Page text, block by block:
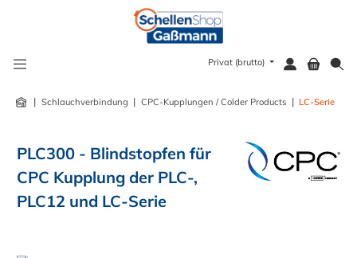
Privat (brutto)
| Schlauchverbindung | CPC-Kupplungen / Colder Products | LC-Serie
PLC300 - Blindstopfen für
CPC Kupplung der PLC-,
PLC12 und LC-Serie